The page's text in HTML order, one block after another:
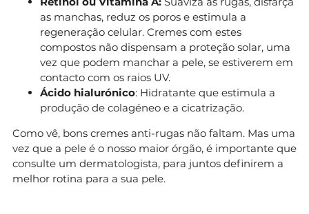
as manchas, reduz os poros e estimula a
regeneração celular. Cremes com estes
compostos não dispensam a proteção solar, uma
vez que podem manchar a pele, se estiverem em
contacto com os raios UV.
Ácido hialurónico: Hidratante que estimula a
produção de colagéneo e a cicatrização.
Como vê, bons cremes anti-rugas não faltam. Mas uma
vez que a pele é o nosso maior órgão, é importante que
consulte um dermatologista, para juntos definirem a
melhor rotina para a sua pele.